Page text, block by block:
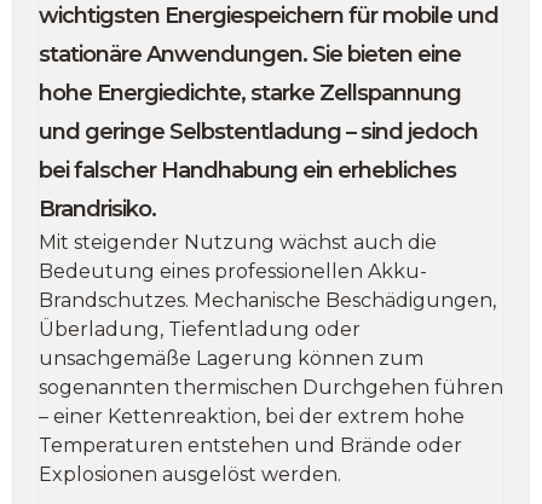
wichtigsten Energiespeichern für mobile und
stationäre Anwendungen. Sie bieten eine
hohe Energiedichte, starke Zellspannung
und geringe Selbstentladung – sind jedoch
bei falscher Handhabung ein erhebliches
Brandrisiko.
Mit steigender Nutzung wächst auch die
Bedeutung eines professionellen Akku-
Brandschutzes. Mechanische Beschädigungen,
Überladung, Tiefentladung oder
unsachgemäße Lagerung können zum
sogenannten thermischen Durchgehen führen
– einer Kettenreaktion, bei der extrem hohe
Temperaturen entstehen und Brände oder
Explosionen ausgelöst werden.